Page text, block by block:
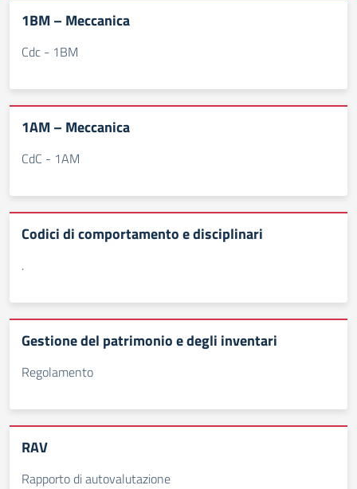
1BM – Meccanica
Cdc - 1BM
1AM – Meccanica
CdC - 1AM
Codici di comportamento e disciplinari
.
Gestione del patrimonio e degli inventari
Regolamento
RAV
Rapporto di autovalutazione